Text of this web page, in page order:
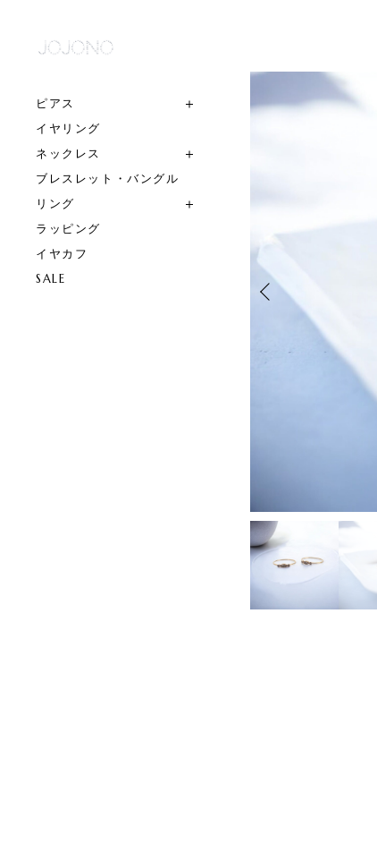
ピアス
イヤリング
ネックレス
ブレスレット・バングル
リング
ラッピング
イヤカフ
SALE